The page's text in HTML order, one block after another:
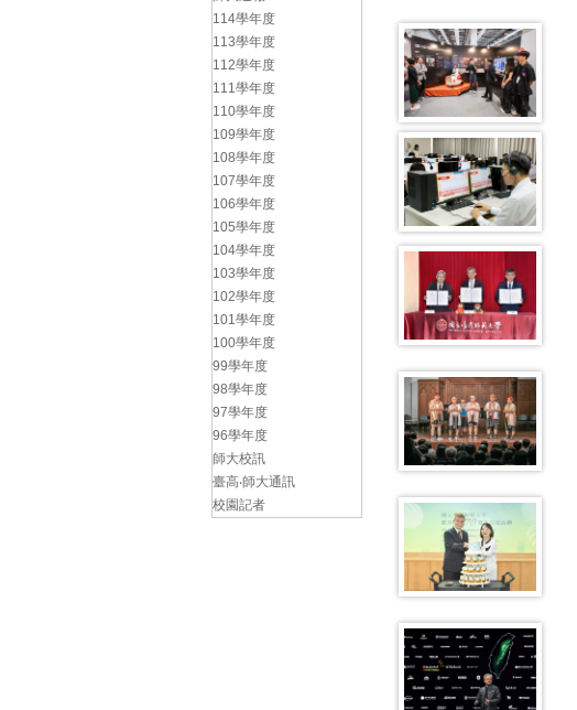
114學年度
113學年度
112學年度
111學年度
110學年度
109學年度
108學年度
107學年度
106學年度
105學年度
104學年度
103學年度
102學年度
101學年度
100學年度
99學年度
98學年度
97學年度
96學年度
師大校訊
臺高‧師大通訊
校園記者